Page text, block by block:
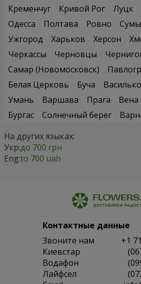
Кременчуг
Кривой Рог Луцк
Одесса
Полтава Ровно Сумы
Ужгород
Харьков Херсон
Черкассы
Черновцы
Самар (Новомосковск)
Белая Церковь
Буча
Умань
Варшава Прага Вена
Бургас
Солнечный берег
На других языках:
Укр:до 700 грн
Eng:to 700 uah
Контактные данные
Звоните нам
+1
Киевстар
Водафон
Лайфсел